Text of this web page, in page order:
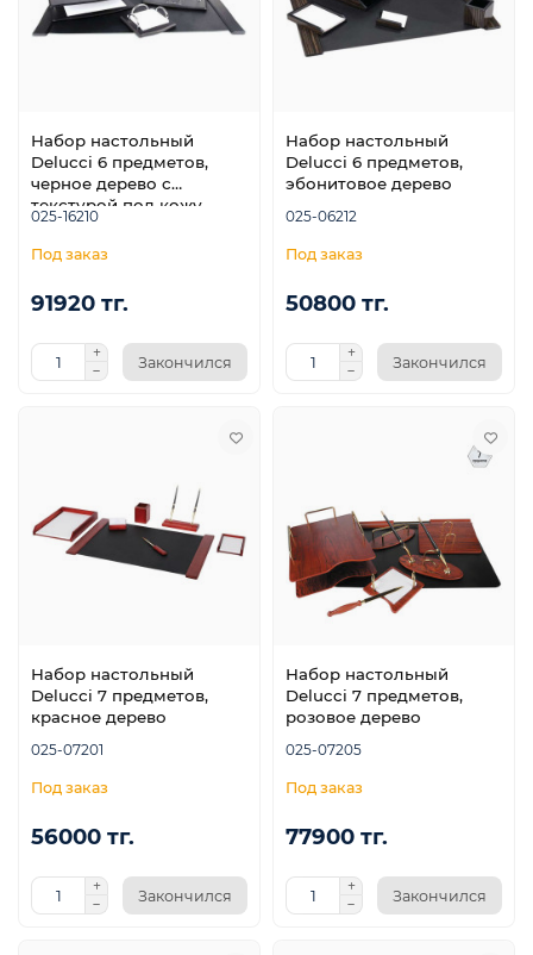
Набор настольный
Delucci 6 предметов,
черное дерево с
текстурой под кожу
025-16210
91920 тг.
Закончился
Набор настольный
Delucci 6 предметов,
эбонитовое дерево
025-06212
50800 тг.
Закончился
Набор настольный
Delucci 7 предметов,
красное дерево
025-07201
56000 тг.
Закончился
Набор настольный
Delucci 7 предметов,
розовое дерево
025-07205
77900 тг.
Закончился